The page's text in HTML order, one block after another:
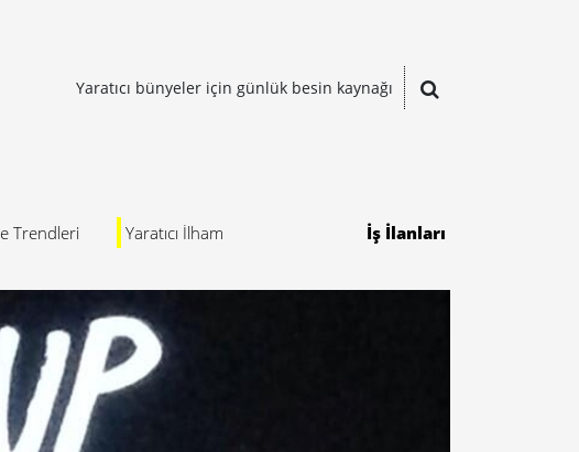
Yaratıcı bünyeler için günlük besin kaynağı
Trendleri Yaratıcı İlham İş İlanları